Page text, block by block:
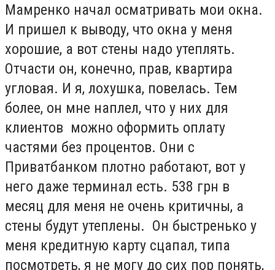
Мамренко начал осматривать мои окна.
И пришел к выводу, что окна у меня
хорошие, а вот стены надо утеплять.
Отчасти он, конечно, прав, квартира
угловая. И я, лохушка, повелась. Тем
более, он мне наплел, что у них для
клиентов можно оформить оплату
частями без процентов. Они с
Приватбанком плотно работают, вот у
него даже терминал есть. 538 грн в
месяц для меня не очень критичны, а
стены будут утеплены. Он быстренько у
меня кредитную карту сцапал, типа
посмотреть, я не могу до сих пор понять,